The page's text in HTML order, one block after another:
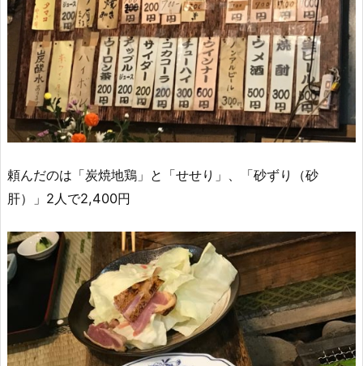
頼んだのは「炭焼地鶏」と「せせり」、「砂ずり（砂
肝）」2人で2,400円